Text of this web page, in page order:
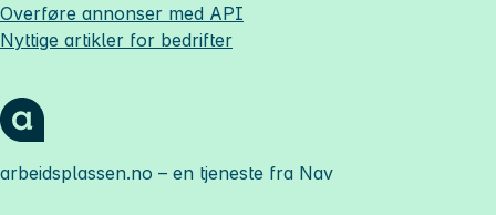
Overføre annonser med API
Nyttige artikler for bedrifter
arbeidsplassen.no – en tjeneste fra Nav